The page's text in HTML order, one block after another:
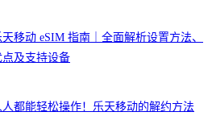
天移动 eSIM 指南｜全面解析设置方法、
点及支持设备
人都能轻松操作！乐天移动的解约方法